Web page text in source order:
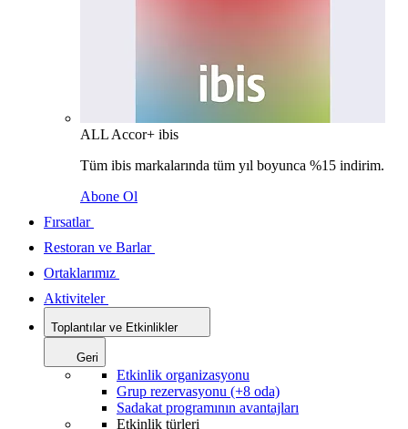
ALL Accor+ ibis
Tüm ibis markalarında tüm yıl boyunca %15 indirim.
Abone Ol
Fırsatlar
Restoran ve Barlar
Ortaklarımız
Aktiviteler
Toplantılar ve Etkinlikler
Geri
Etkinlik organizasyonu
Grup rezervasyonu (+8 oda)
Sadakat programının avantajları
Etkinlik türleri